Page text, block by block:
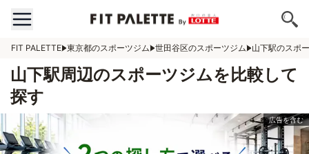
FIT PALETTE 東京都のスポーツジム 世田谷区のスポーツジム 山下駅のスポ
山下駅周辺のスポーツジムを比較して
探す